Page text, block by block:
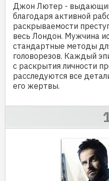
Джон Лютер -
благодаря активной
раскрываемости
весь Лондон. Мужчина
стандартные методы
головорезов. Каждый
с раскрытия личности
расследуются все
его жертвы.